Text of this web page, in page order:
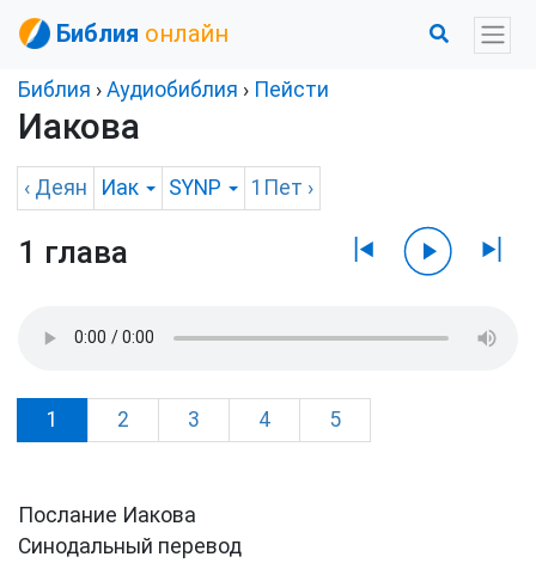
Библия онлайн
Библия › Аудиобиблия › Пейсти
Иакова
‹ Деян Иак SYNP 1Пет ›
1 глава
1 2 3 4 5
Послание Иакова
Синодальный перевод